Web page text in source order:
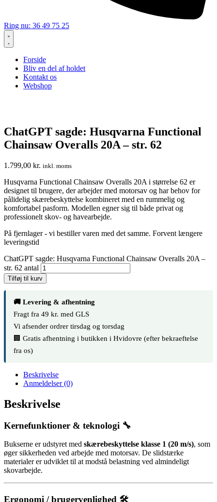
Ring nu: 36 49 75 25
Forside
Bliv en del af holdet
Kontakt os
Webshop
ChatGPT sagde: Husqvarna Functional
Chainsaw Overalls 20A – str. 62
1.799,00 kr. inkl. moms
Husqvarna Functional Chainsaw Overalls 20A i størrelse 62 er
designet til brugere, der arbejder med motorsav og har behov for
pålidelig skærebeskyttelse kombineret med en rummelig og
komfortabel pasform. Modellen egner sig til både privat og
professionelt skov- og havearbejde.
På fjernlager - vi bestiller varen med det samme. Forvent længere
leveringstid
ChatGPT sagde: Husqvarna Functional Chainsaw Overalls 20A –
str. 62 antal
Tilføj til kurv
🚚 Levering & afhentning
Fragt fra 49 kr. med GLS
Vi afsender ordrer tirsdag og torsdag
🏢 Gratis afhentning i butikken i Hvidovre (efter bekraeftelse
fra os)
Beskrivelse
Anmeldelser (0)
Beskrivelse
Kernefunktioner & teknologi 🔧
Bukserne er udstyret med skærebeskyttelse klasse 1 (20 m/s), som
øger sikkerheden ved arbejde med motorsav. De slidstærke
materialer er udviklet til at modstå belastning ved almindeligt
skovarbejde.
Ergonomi / brugervenlighed 🛠️